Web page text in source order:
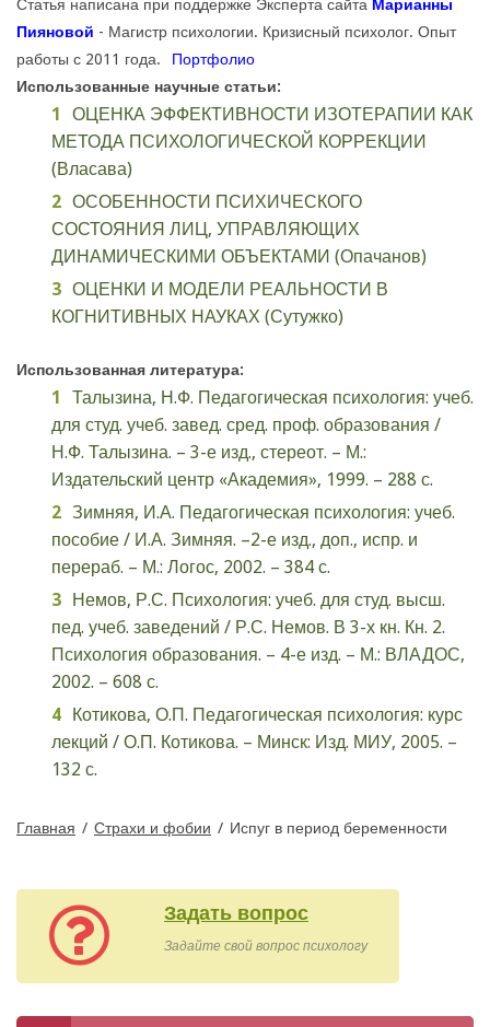
Статья написана при поддержке Эксперта сайта Марианны
Пияновой - Магистр психологии. Кризисный психолог. Опыт
работы с 2011 года.
Портфолио
Использованные научные статьи:
ОЦЕНКА ЭФФЕКТИВНОСТИ ИЗОТЕРАПИИ КАК
МЕТОДА ПСИХОЛОГИЧЕСКОЙ КОРРЕКЦИИ
(Власава)
ОСОБЕННОСТИ ПСИХИЧЕСКОГО
СОСТОЯНИЯ ЛИЦ, УПРАВЛЯЮЩИХ
ДИНАМИЧЕСКИМИ ОБЪЕКТАМИ (Опачанов)
ОЦЕНКИ И МОДЕЛИ РЕАЛЬНОСТИ В
КОГНИТИВНЫХ НАУКАХ (Сутужко)
Использованная литература:
Талызина, Н.Ф. Педагогическая психология: учеб.
для студ. учеб. завед. сред. проф. образования /
Н.Ф. Талызина. – 3-е изд., стереот. – М.:
Издательский центр «Академия», 1999. – 288 с.
Зимняя, И.А. Педагогическая психология: учеб.
пособие / И.А. Зимняя. –2-е изд., доп., испр. и
перераб. – М.: Логос, 2002. – 384 с.
Немов, Р.С. Психология: учеб. для студ. высш.
пед. учеб. заведений / Р.С. Немов. В 3-х кн. Кн. 2.
Психология образования. – 4-е изд. – М.: ВЛАДОС,
2002. – 608 с.
Котикова, О.П. Педагогическая психология: курс
лекций / О.П. Котикова. – Минск: Изд. МИУ, 2005. –
132 с.
Главная / Страхи и фобии / Испуг в период беременности
Задать вопрос
Задайте свой вопрос психологу